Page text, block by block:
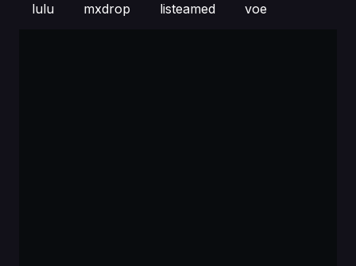
lulu mxdrop listeamed voe